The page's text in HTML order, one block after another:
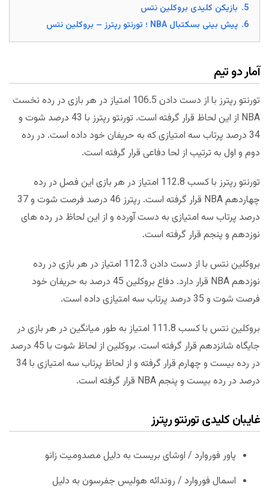
5. بازیکن کلیدی بروکلین نتس
6. پیش بینی بسکتبال NBA ؛ تورنتو رپترز – بروکلین نتس
آمار دو تیم
تورنتو رپترز با از دست دادن 106.5 امتیاز در هر بازی در رده نخست
NBA از این لحاظ قرار گرفته است. تورنتو رپترز با 43 درصد شوت و
34 درصد پرتاب سه امتیازی که به حریفان خود داده است. در رده
دوم و اول به ترتیب از لحا دفاعی قرار گرفته است.
تورنتو رپترز با کسب 112.8 امتیاز در هر بازی این فصل در رده
چهاردهم NBA قرار گرفته است. رپترز 46 درصد فرصت شوت و 37
درصد پرتاب سه امتیازی به دست آورده و از این لحاظ در رده های
نوزدهم و پنجم قرار گرفته است.
بروکلین نتس با از دست دادن 112.3 امتیاز در هر بازی در رده
نوزدهم NBA قرار دارد. دفاع بروکلین 45 درصد به حریفان خود
فرصت شوت و 35 درصد پرتاب سه امتیازی داده است.
بروکلین نتس با کسب 111.8 امتیاز به طور میانگین در هر بازی در
جایگاه شانزدهم قرار گرفته است. بروکلین از لحاظ شوت با 45 درصد
در رده بیست و چهارم قرار گرفته و از لحاظ پرتاب سه امتیازی با 34
درصد در رده بیست و پنجم NBA قرار گرفته است.
غایبان کلیدی تورنتو رپترز
پاور فوروارد / اوشای بریست به دلیل مصدومیت زانو
اسمال فوروارد / روندائه هولیس جفرسون به دلیل